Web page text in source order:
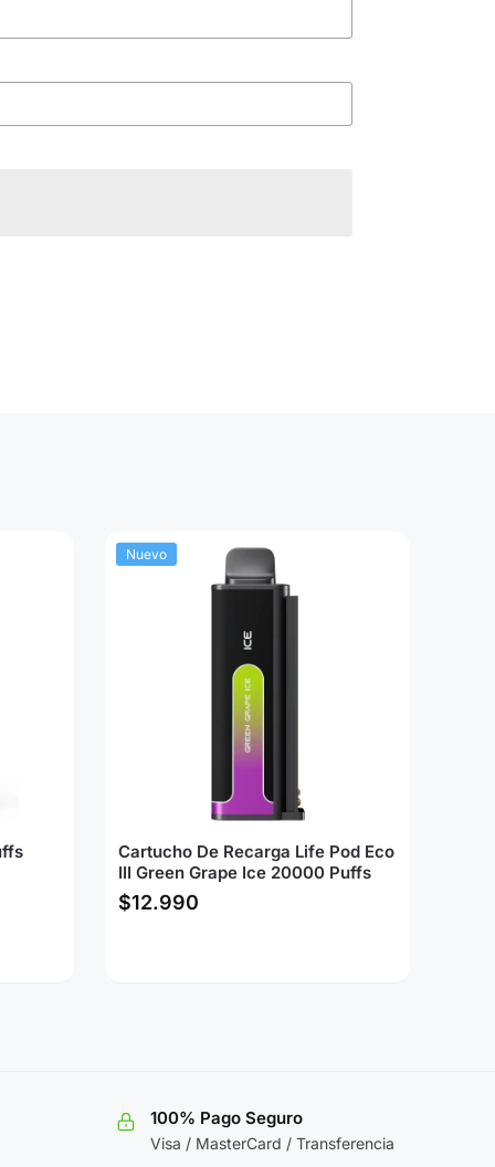
Nuevo
Cartucho De Recarga Life Pod Eco
III Green Grape Ice 20000 Puffs
$12.990
100% Pago Seguro
Visa / MasterCard / Transferencia